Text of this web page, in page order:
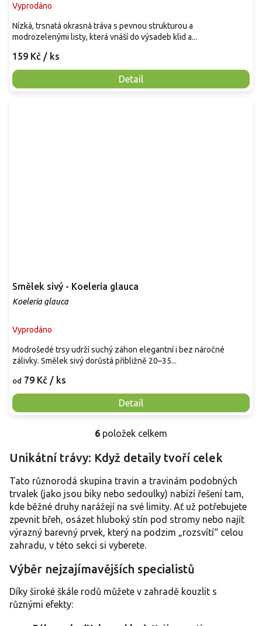
Vyprodáno
159 Kč / ks
Detail
Nízká, trsnatá okrasná tráva s pevnou strukturou a
modrozelenými listy, která vnáší do výsadeb klid a...
Smělek sivý - Koeleria glauca
Koeleria glauca
Vyprodáno
od 79 Kč / ks
Detail
Modrošedé trsy udrží suchý záhon elegantní i bez náročné
zálivky. Smělek sivý dorůstá přibližně 20–35...
O
l
d
a
c
í
p
r
v
y
ý
6 položek celkem
Unikátní trávy: Když detaily tvoří celek
Tato různorodá skupina travin a travinám podobných
trvalek (jako jsou biky nebo sedoulky) nabízí řešení tam,
kde běžné druhy narážejí na své limity. Ať už potřebujete
zpevnit břeh, osázet hluboký stín pod stromy nebo najít
výrazný barevný prvek, který na podzim „rozsvítí“ celou
zahradu, v této sekci si vyberete.
Výběr nejzajímavějších specialistů
Díky široké škále rodů můžete v zahradě kouzlit s
různými efekty: